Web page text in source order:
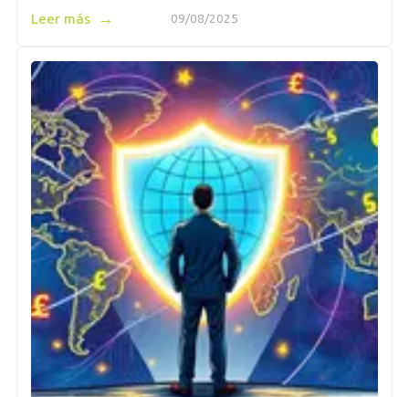
09/08/2025
Leer más →